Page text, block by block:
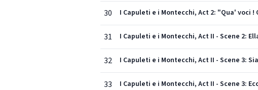
30 I Capuleti e i Montecchi, Act 2: "Qua' voci !
31 I Capuleti e i Montecchi, Act II - Scene 2:
32 I Capuleti e i Montecchi, Act II - Scene 3:
33 I Capuleti e i Montecchi, Act II - Scene 3: